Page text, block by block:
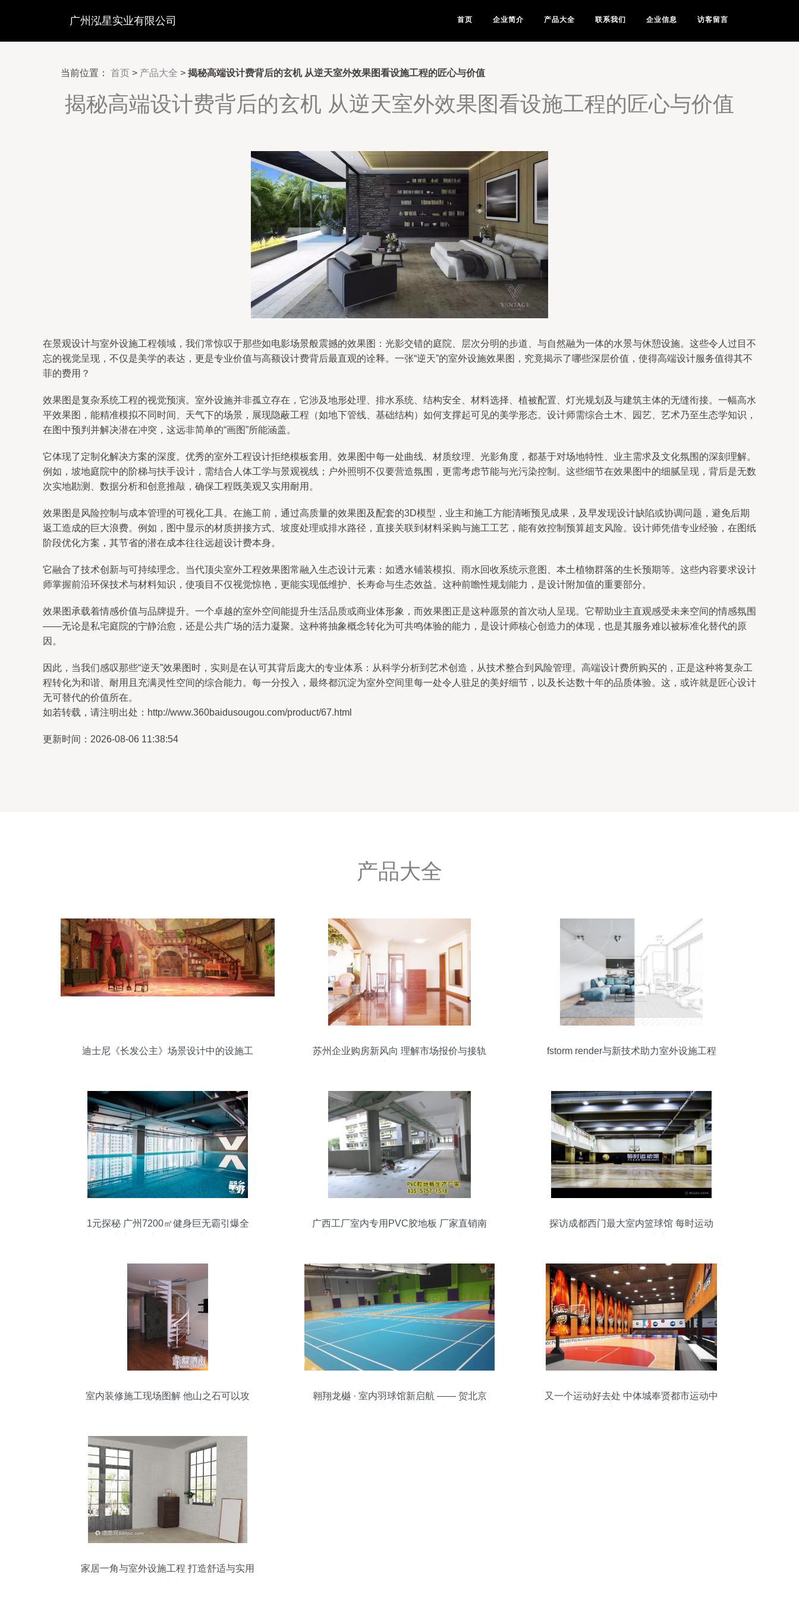
广州泓星实业有限公司 首页 企业简介 产品大全 联系我们 企业信息 访客留言
当前位置： 首页 > 产品大全 > 揭秘高端设计费背后的玄机 从逆天室外效果图看设施工程的匠心与价值
揭秘高端设计费背后的玄机 从逆天室外效果图看设施工程的匠心与价值
在景观设计与室外设施工程领域，我们常惊叹于那些如电影场景般震撼的效果图：光影交错的庭院、层次分明的步道、与自然融为一体的水景与休憩设施。这些令人过目不
忘的视觉呈现，不仅是美学的表达，更是专业价值与高额设计费背后最直观的诠释。一张“逆天”的室外设施效果图，究竟揭示了哪些深层价值，使得高端设计服务值得其不
菲的费用？
效果图是复杂系统工程的视觉预演。室外设施并非孤立存在，它涉及地形处理、排水系统、结构安全、材料选择、植被配置、灯光规划及与建筑主体的无缝衔接。一幅高水
平效果图，能精准模拟不同时间、天气下的场景，展现隐蔽工程（如地下管线、基础结构）如何支撑起可见的美学形态。设计师需综合土木、园艺、艺术乃至生态学知识，
在图中预判并解决潜在冲突，这远非简单的“画图”所能涵盖。
它体现了定制化解决方案的深度。优秀的室外工程设计拒绝模板套用。效果图中每一处曲线、材质纹理、光影角度，都基于对场地特性、业主需求及文化氛围的深刻理解。
例如，坡地庭院中的阶梯与扶手设计，需结合人体工学与景观视线；户外照明不仅要营造氛围，更需考虑节能与光污染控制。这些细节在效果图中的细腻呈现，背后是无数
次实地勘测、数据分析和创意推敲，确保工程既美观又实用耐用。
效果图是风险控制与成本管理的可视化工具。在施工前，通过高质量的效果图及配套的3D模型，业主和施工方能清晰预见成果，及早发现设计缺陷或协调问题，避免后期
返工造成的巨大浪费。例如，图中显示的材质拼接方式、坡度处理或排水路径，直接关联到材料采购与施工工艺，能有效控制预算超支风险。设计师凭借专业经验，在图纸
阶段优化方案，其节省的潜在成本往往远超设计费本身。
它融合了技术创新与可持续理念。当代顶尖室外工程效果图常融入生态设计元素：如透水铺装模拟、雨水回收系统示意图、本土植物群落的生长预期等。这些内容要求设计
师掌握前沿环保技术与材料知识，使项目不仅视觉惊艳，更能实现低维护、长寿命与生态效益。这种前瞻性规划能力，是设计附加值的重要部分。
效果图承载着情感价值与品牌提升。一个卓越的室外空间能提升生活品质或商业体形象，而效果图正是这种愿景的首次动人呈现。它帮助业主直观感受未来空间的情感氛围
——无论是私宅庭院的宁静治愈，还是公共广场的活力凝聚。这种将抽象概念转化为可共鸣体验的能力，是设计师核心创造力的体现，也是其服务难以被标准化替代的原
因。
因此，当我们感叹那些“逆天”效果图时，实则是在认可其背后庞大的专业体系：从科学分析到艺术创造，从技术整合到风险管理。高端设计费所购买的，正是这种将复杂工
程转化为和谐、耐用且充满灵性空间的综合能力。每一分投入，最终都沉淀为室外空间里每一处令人驻足的美好细节，以及长达数十年的品质体验。这，或许就是匠心设计
无可替代的价值所在。
如若转载，请注明出处：http://www.360baidusougou.com/product/67.html
更新时间：2026-08-06 11:38:54
产品大全
迪士尼《长发公主》场景设计中的设施工
苏州企业购房新风向 理解市场报价与接轨
fstorm render与新技术助力室外设施工程
1元探秘 广州7200㎡健身巨无霸引爆全
广西工厂室内专用PVC胶地板 厂家直销南
探访成都西门最大室内篮球馆 每时运动
室内装修施工现场图解 他山之石可以攻
翱翔龙樾 · 室内羽球馆新启航 —— 贺北京
又一个运动好去处 中体城奉贤都市运动中
家居一角与室外设施工程 打造舒适与实用